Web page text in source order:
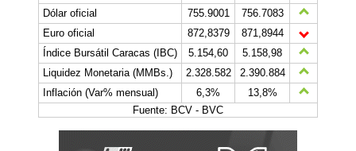
Dólar oficial
755.9001
756.7083
Euro oficial
872,8379
871,8944
Índice Bursátil Caracas (IBC)
5.154,60
5.158,98
Liquidez Monetaria (MMBs.)
2.328.582
2.390.884
Inflación (Var% mensual)
6,3%
13,8%
Fuente: BCV - BVC